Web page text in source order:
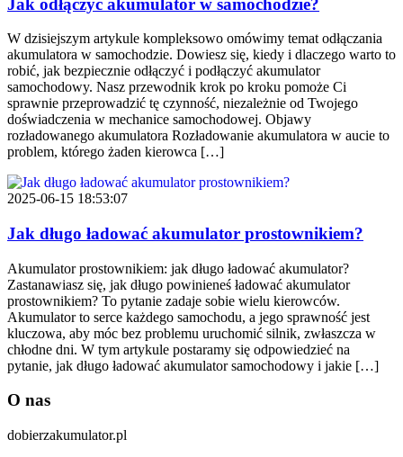
W dzisiejszym artykule kompleksowo omówimy temat odłączania
akumulatora w samochodzie. Dowiesz się, kiedy i dlaczego warto to
robić, jak bezpiecznie odłączyć i podłączyć akumulator
samochodowy. Nasz przewodnik krok po kroku pomoże Ci
sprawnie przeprowadzić tę czynność, niezależnie od Twojego
doświadczenia w mechanice samochodowej. Objawy
rozładowanego akumulatora Rozładowanie akumulatora w aucie to
problem, którego żaden kierowca […]
2025-06-15 18:53:07
Jak długo ładować akumulator prostownikiem?
Akumulator prostownikiem: jak długo ładować akumulator?
Zastanawiasz się, jak długo powinieneś ładować akumulator
prostownikiem? To pytanie zadaje sobie wielu kierowców.
Akumulator to serce każdego samochodu, a jego sprawność jest
kluczowa, aby móc bez problemu uruchomić silnik, zwłaszcza w
chłodne dni. W tym artykule postaramy się odpowiedzieć na
pytanie, jak długo ładować akumulator samochodowy i jakie […]
O nas
dobierzakumulator.pl